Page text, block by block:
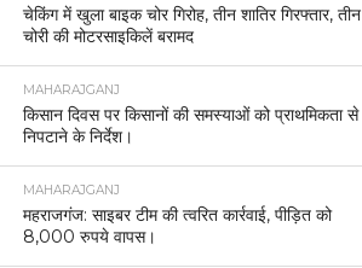
चेकिंग में खुला बाइक चोर गिरोह, तीन शातिर गिरफ्तार, तीन
चोरी की मोटरसाइकिलें बरामद
MAHARAJGANJ
किसान दिवस पर किसानों की समस्याओं को प्राथमिकता से
निपटाने के निर्देश।
MAHARAJGANJ
महराजगंज: साइबर टीम की त्वरित कार्रवाई, पीड़ित को
8,000 रुपये वापस।